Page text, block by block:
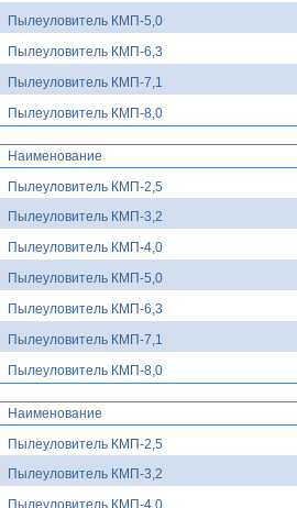
Пылеуловитель КМП-5,0
Пылеуловитель КМП-6,3
Пылеуловитель КМП-7,1
Пылеуловитель КМП-8,0
Наименование
Пылеуловитель КМП-2,5
Пылеуловитель КМП-3,2
Пылеуловитель КМП-4,0
Пылеуловитель КМП-5,0
Пылеуловитель КМП-6,3
Пылеуловитель КМП-7,1
Пылеуловитель КМП-8,0
Наименование
Пылеуловитель КМП-2,5
Пылеуловитель КМП-3,2
Пылеуловитель КМП-4,0